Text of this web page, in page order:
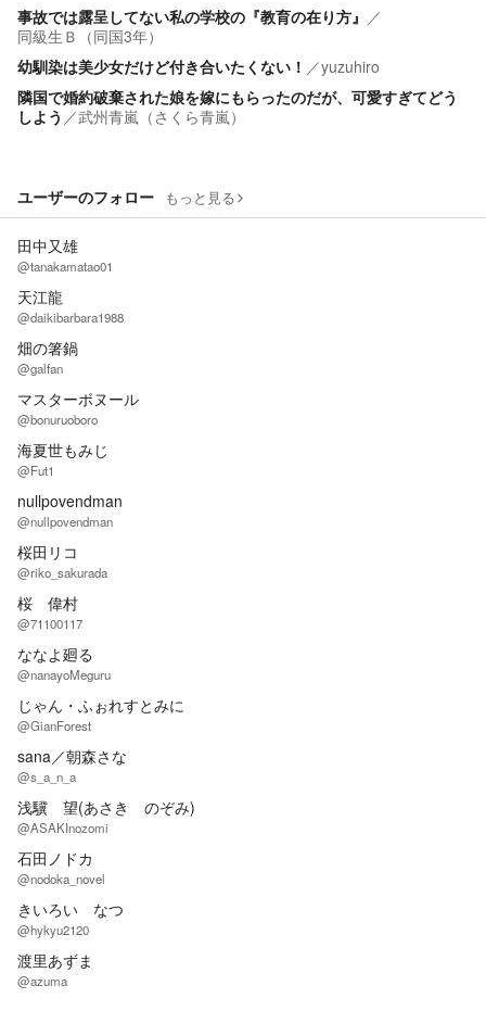
事故では露呈してない私の学校の『教育の在り方』 ／
同級生Ｂ（同国3年）
幼馴染は美少女だけど付き合いたくない！ ／yuzuhiro
隣国で婚約破棄された娘を嫁にもらったのだが、可愛すぎてどう
しよう ／武州青嵐（さくら青嵐）
ユーザーのフォロー もっと見る
田中又雄
@tanakamatao01
天江龍
@daikibarbara1988
畑の箸鍋
@galfan
マスターボヌール
@bonuruoboro
海夏世もみじ
@Fut1
nullpovendman
@nullpovendman
桜田リコ
@riko_sakurada
桜 偉村
@71100117
ななよ廻る
@nanayoMeguru
じゃん・ふぉれすとみに
@GianForest
sana／朝森さな
@s_a_n_a
浅驥 望(あさき のぞみ)
@ASAKInozomi
石田ノドカ
@nodoka_novel
きいろい なつ
@hykyu2120
渡里あずま
@azuma